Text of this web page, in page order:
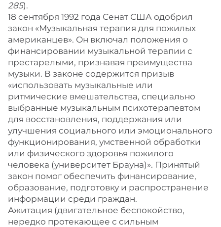
285).
18 сентября 1992 года Сенат США одобрил
закон «Музыкальная терапия для пожилых
американцев». Он включал положения о
финансировании музыкальной терапии с
престарелыми, признавая преимущества
музыки. В законе содержится призыв
«использовать музыкальные или
ритмические вмешательства, специально
выбранные музыкальным психотерапевтом
для восстановления, поддержания или
улучшения социального или эмоционального
функционирования, умственной обработки
или физического здоровья пожилого
человека (университет Брауна)». Принятый
закон помог обеспечить финансирование,
образование, подготовку и распространение
информации среди граждан.
Ажитация (двигательное беспокойство,
нередко протекающее с сильным